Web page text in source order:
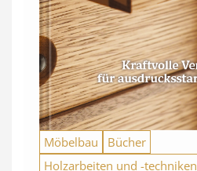
Möbelbau
Bücher
Holzarbeiten und -techniken